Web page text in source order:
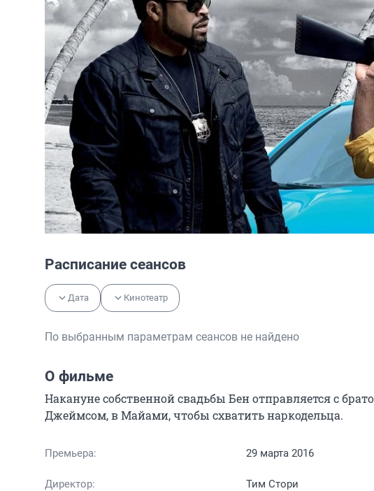
Расписание сеансов
Дата Кинотеатр
По выбранным параметрам сеансов не найдено
О фильме
Накануне собственной свадьбы Бен отправляется с
Джеймсом, в Майами, чтобы схватить наркодельца.
Премьера: 29 марта 2016
Директор: Тим Стори